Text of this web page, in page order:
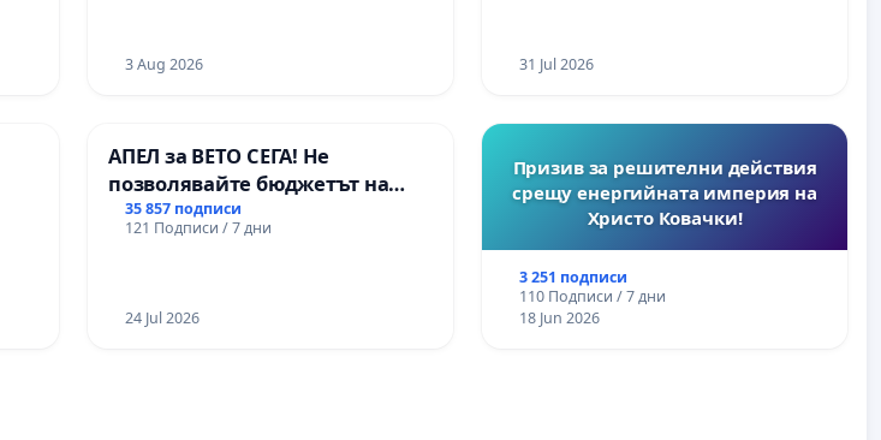
3 Aug 2026 31 Jul 2026
АПЕЛ за ВЕТО СЕГА! Не
позволявайте бюджетът на
Радев да открадне парите и
правата ни в тъмното
35 857 подписи
121 Подписи / 7 дни
24 Jul 2026
Призив за решителни действия
срещу енергийната империя на
Христо Ковачки!
3 251 подписи
110 Подписи / 7 дни
18 Jun 2026